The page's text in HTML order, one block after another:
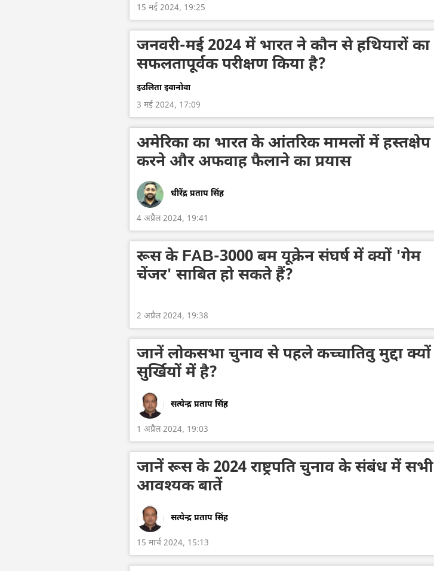
15 मई 2024, 19:25
जनवरी-मई 2024 में भारत ने कौन से हथियारों का
सफलतापूर्वक परीक्षण किया है?
इउलिता इवानोवा
3 मई 2024, 17:09
अमेरिका का भारत के आंतरिक मामलों में हस्तक्षेप
करने और अफवाह फैलाने का प्रयास
धीरेंद्र प्रताप सिंह
4 अप्रैल 2024, 19:41
रूस के FAB-3000 बम यूक्रेन संघर्ष में क्यों 'गेम
चेंजर' साबित हो सकते हैं?
2 अप्रैल 2024, 19:38
जानें लोकसभा चुनाव से पहले कच्चातिवु मुद्दा क्यों
सुर्खियों में है?
सत्येन्द्र प्रताप सिंह
1 अप्रैल 2024, 19:03
जानें रूस के 2024 राष्ट्रपति चुनाव के संबंध में सभी
आवश्यक बातें
सत्येन्द्र प्रताप सिंह
15 मार्च 2024, 15:13